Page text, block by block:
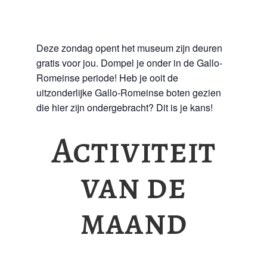
Deze zondag opent het museum zijn deuren
gratis voor jou. Dompel je onder in de Gallo-
Romeinse periode! Heb je ooit de
uitzonderlijke Gallo-Romeinse boten gezien
die hier zijn ondergebracht? Dit is je kans!
Activiteit
van de
maand